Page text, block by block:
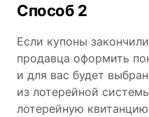
Способ 2
Если купоны
продавца оформить
и для вас будет
из лотерейной
лотерейную